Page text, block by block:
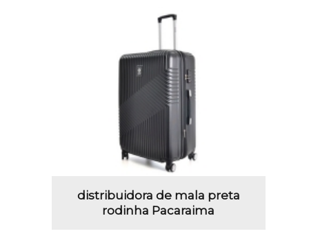
distribuidora de mala preta
rodinha Pacaraima